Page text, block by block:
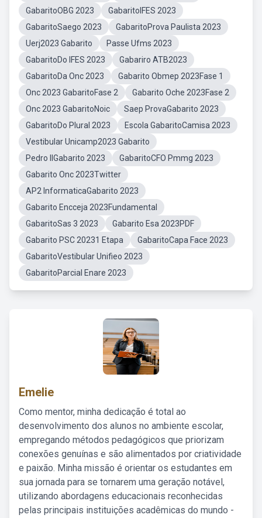
GabaritoOBG 2023
GabaritoIFES 2023
GabaritoSaego 2023
GabaritoProva Paulista 2023
Uerj2023 Gabarito
Passe Ufms 2023
GabaritoDo IFES 2023
Gabariro ATB2023
GabaritoDa Onc 2023
Gabarito Obmep 2023Fase 1
Onc 2023 GabaritoFase 2
Gabarito Oche 2023Fase 2
Onc 2023 GabaritoNoic
Saep ProvaGabarito 2023
GabaritoDo Plural 2023
Escola GabaritoCamisa 2023
Vestibular Unicamp2023 Gabarito
Pedro IIGabarito 2023
GabaritoCFO Pmmg 2023
Gabarito Onc 2023Twitter
AP2 InformaticaGabarito 2023
Gabarito Encceja 2023Fundamental
GabaritoSas 3 2023
Gabarito Esa 2023PDF
Gabarito PSC 20231 Etapa
GabaritoCapa Face 2023
GabaritoVestibular Unifieo 2023
GabaritoParcial Enare 2023
Emelie
Como mentor, minha dedicação é total ao
desenvolvimento dos alunos no ambiente escolar,
empregando métodos pedagógicos que priorizam
conexões genuínas e são alimentados por criatividade
e paixão. Minha missão é orientar os estudantes em
sua jornada para se tornarem uma geração notável,
utilizando abordagens educacionais reconhecidas
pelas principais instituições acadêmicas do mundo -